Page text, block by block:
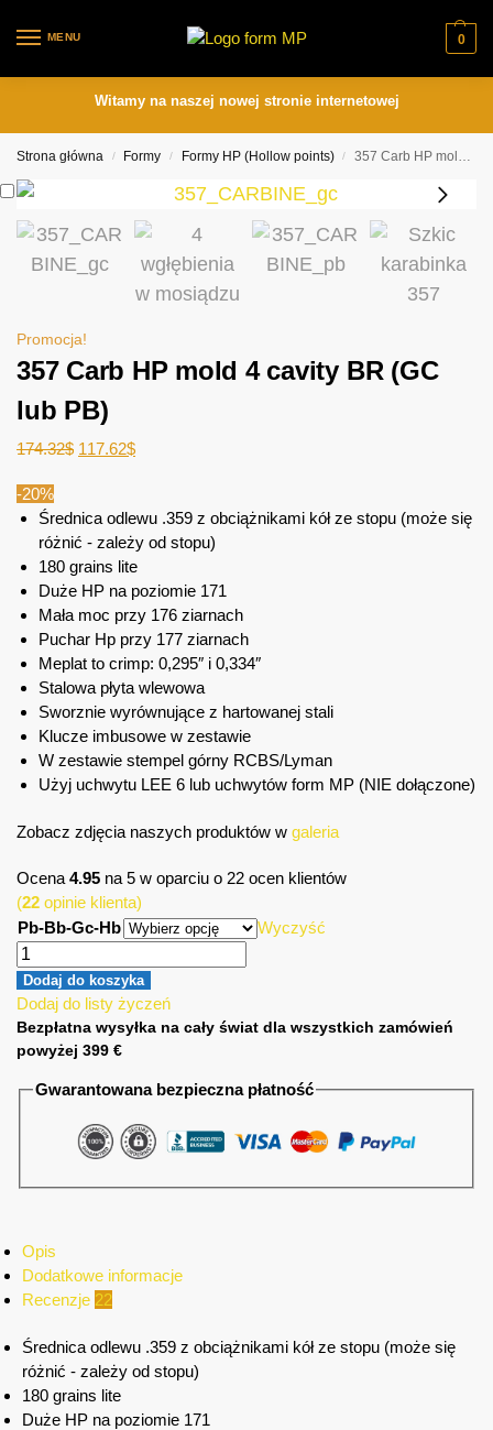
MENU 0
Witamy na naszej nowej stronie internetowej
Strona główna / Formy / Formy HP (Hollow points) / 357 Carb HP mold 4 cavity BR (GC lub PB)
Promocja!
357 Carb HP mold 4 cavity BR (GC
lub PB)
174.32$ 117.62$
-20%
Średnica odlewu .359 z obciążnikami kół ze stopu (może się
różnić - zależy od stopu)
180 grains lite
Duże HP na poziomie 171
Mała moc przy 176 ziarnach
Puchar Hp przy 177 ziarnach
Meplat to crimp: 0,295″ i 0,334″
Stalowa płyta wlewowa
Sworznie wyrównujące z hartowanej stali
Klucze imbusowe w zestawie
W zestawie stempel górny RCBS/Lyman
Użyj uchwytu LEE 6 lub uchwytów form MP (NIE dołączone)
Zobacz zdjęcia naszych produktów w galeria
Ocena 4.95 na 5 w oparciu o 22 ocen klientów
(22 opinie klienta)
Pb-Bb-Gc-Hb
Wyczyść
Dodaj do koszyka
Dodaj do listy życzeń
Bezpłatna wysyłka na cały świat dla wszystkich zamówień
powyżej 399 €
Gwarantowana bezpieczna płatność
Opis
Dodatkowe informacje
Recenzje 22
Średnica odlewu .359 z obciążnikami kół ze stopu (może się
różnić - zależy od stopu)
180 grains lite
Duże HP na poziomie 171